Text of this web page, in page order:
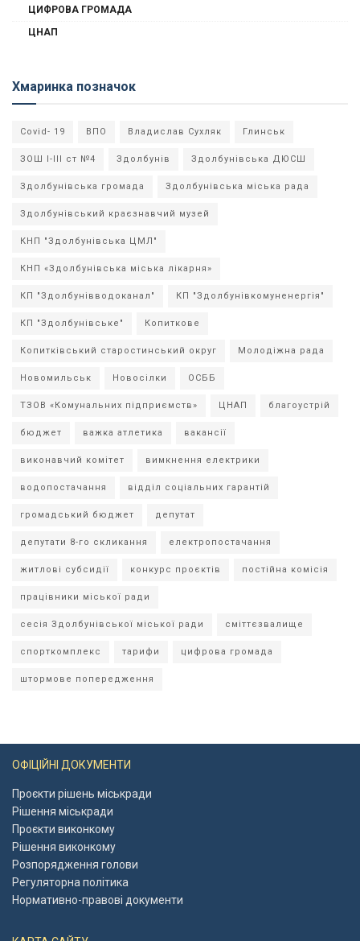
ЦИФРОВА ГРОМАДА
ЦНАП
Хмаринка позначок
Covid- 19 ВПО Владислав Сухляк Глинськ
ЗОШ І-ІІІ ст №4 Здолбунів Здолбунівська ДЮСШ
Здолбунівська громада Здолбунівська міська рада
Здолбунівський краєзнавчий музей
КНП "Здолбунівська ЦМЛ"
КНП «Здолбунівська міська лікарня»
КП "Здолбунівводоканал" КП "Здолбунівкомуненергія"
КП "Здолбунівське" Копиткове
Копитківський старостинський округ Молодіжна рада
Новомильськ Новосілки ОСББ
ТЗОВ «Комунальних підприємств» ЦНАП благоустрій
бюджет важка атлетика вакансії
виконавчий комітет вимкнення електрики
водопостачання відділ соціальних гарантій
громадський бюджет депутат
депутати 8-го скликання електропостачання
житлові субсидії конкурс проєктів постійна комісія
працівники міської ради
сесія Здолбунівської міської ради сміттєзвалище
спорткомплекс тарифи цифрова громада
штормове попередження
ОФІЦІЙНІ ДОКУМЕНТИ
Проєкти рішень міськради
Рішення міськради
Проєкти виконкому
Рішення виконкому
Розпорядження голови
Регуляторна політика
Нормативно-правові документи